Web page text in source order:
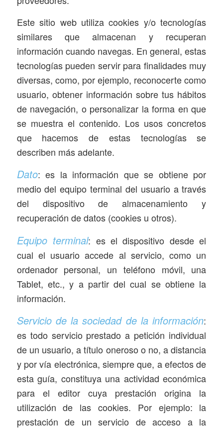
Este sitio web utiliza cookies y/o tecnologías
similares que almacenan y recuperan
información cuando navegas. En general, estas
tecnologías pueden servir para finalidades muy
diversas, como, por ejemplo, reconocerte como
usuario, obtener información sobre tus hábitos
de navegación, o personalizar la forma en que
se muestra el contenido. Los usos concretos
que hacemos de estas tecnologías se
describen más adelante.
Dato: es la información que se obtiene por
medio del equipo terminal del usuario a través
del dispositivo de almacenamiento y
recuperación de datos (cookies u otros).
Equipo terminal: es el dispositivo desde el
cual el usuario accede al servicio, como un
ordenador personal, un teléfono móvil, una
Tablet, etc., y a partir del cual se obtiene la
información.
Servicio de la sociedad de la información:
es todo servicio prestado a petición individual
de un usuario, a título oneroso o no, a distancia
y por vía electrónica, siempre que, a efectos de
esta guía, constituya una actividad económica
para el editor cuya prestación origina la
utilización de las cookies. Por ejemplo: la
prestación de un servicio de acceso a la